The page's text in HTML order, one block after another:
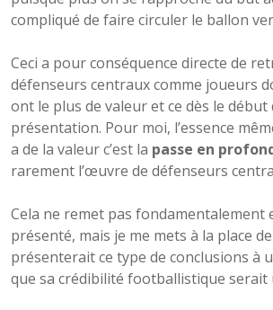
compliqué de faire circuler le ballon
Ceci a pour conséquence directe de
défenseurs centraux comme joueurs
ont le plus de valeur et ce dès le début
présentation. Pour moi, l’essence
a de la valeur c’est la passe en
rarement l’œuvre de défenseurs
Cela ne remet pas fondamentalement
présenté, mais je me mets à la place
présenterait ce type de conclusions à
que sa crédibilité footballistique serait